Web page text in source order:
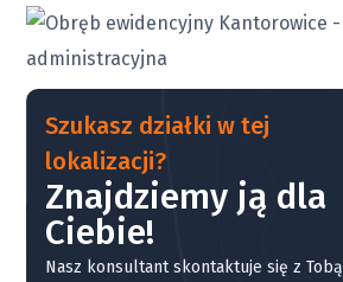
Szukasz działki w tej
lokalizacji?
Znajdziemy ją dla
Ciebie!
Nasz konsultant skontaktuje się z Tobą